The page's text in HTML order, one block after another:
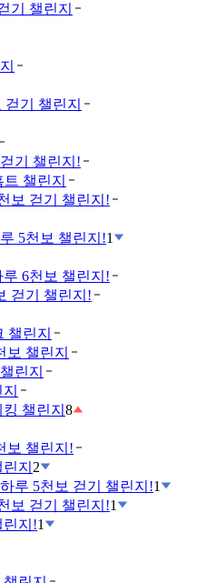
기 챌린지
기 챌린지
기 챌린지!
챌린지
보 걷기 챌린지!
5천보 챌린지!1
6천보 챌린지!
걷기 챌린지!
챌린지
챌린지
린지
챌린지 8
보 챌린지!
지 2
루 5천보 걷기 챌린지!1
보 걷기 챌린지!1
린지!1